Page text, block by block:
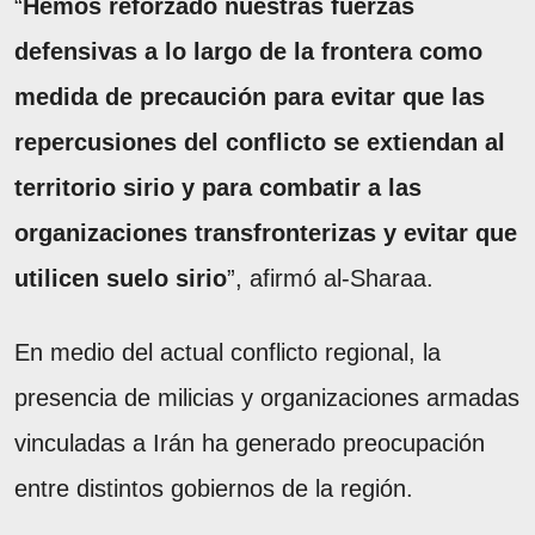
“ Hemos reforzado nuestras fuerzas
defensivas a lo largo de la frontera como
medida de precaución para evitar que las
repercusiones del conflicto se extiendan al
territorio sirio y para combatir a las
organizaciones transfronterizas y evitar que
utilicen suelo sirio”, afirmó al-Sharaa.
En medio del actual conflicto regional, la
presencia de milicias y organizaciones armadas
vinculadas a Irán ha generado preocupación
entre distintos gobiernos de la región.